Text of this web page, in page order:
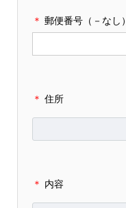
＊ 郵便番号（－なし）
＊ 住所
＊ 内容